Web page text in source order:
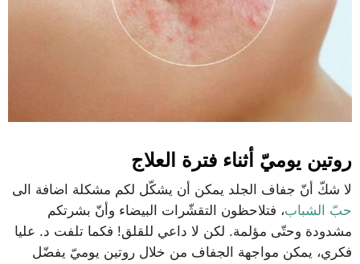
روتين يوميّ أثناء فترة العلاج
لا شكّ أنّ جفاف الجلد يمكن أن يشكّل لكم مشكلة اضافة الى
حبّ الشباب، فتلاحظون التقشّرات البيضاء وأنّ بشرتكم
مشدودة وحتّى مؤلمة. لكن لا داعي للقلق! فكما تلفت د. عليا
فكري، يمكن مواجهة الجفاف من خلال روتين يوميّ يفضّل